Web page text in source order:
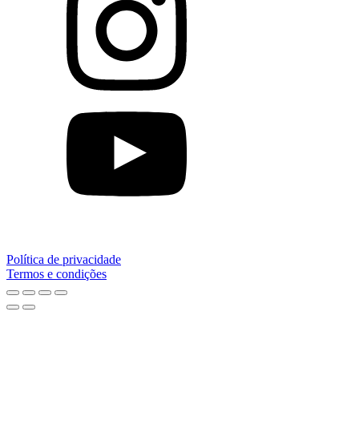
Política de privacidade
Termos e condições